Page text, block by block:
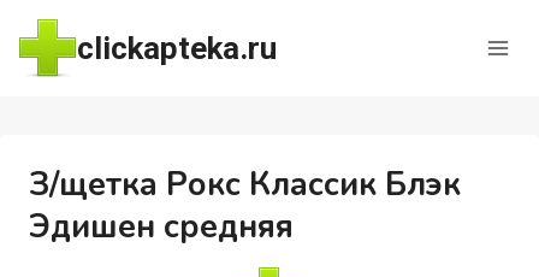
Перейти
содержимому
clickapteka.ru
З/щетка Рокс Классик Блэк
Эдишен средняя